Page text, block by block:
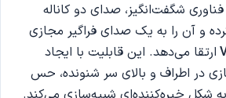
شگفت‌انگیز، صدای دو کاناله
و آن را به یک صدای فراگیر مجازی
ارتقا می‌دهد. این قابلیت با ایجاد
در اطراف و بالای سر شنونده، حس